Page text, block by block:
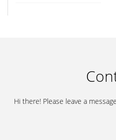
Hi there! Please leave a